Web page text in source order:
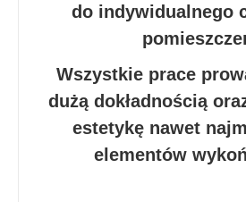
do indywidualnego
Wszystkie prace
dużą dokładnością
estetykę nawet
elementów